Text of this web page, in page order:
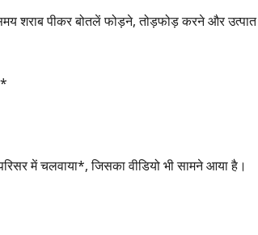
शराब पीकर बोतलें फोड़ने, तोड़फोड़ करने और उत्पात
में चलवाया*, जिसका वीडियो भी सामने आया है।